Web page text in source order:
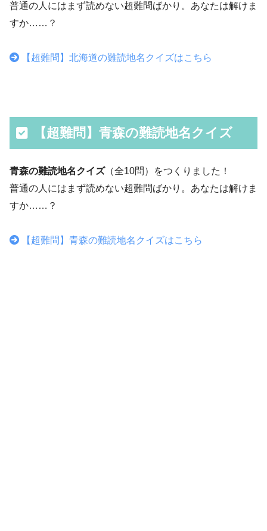
普通の人にはまず読めない超難問ばかり。あなたは解けま
すか……？
【超難問】北海道の難読地名クイズはこちら
【超難問】青森の難読地名クイズ
青森の難読地名クイズ（全10問）をつくりました！
普通の人にはまず読めない超難問ばかり。あなたは解けま
すか……？
【超難問】青森の難読地名クイズはこちら